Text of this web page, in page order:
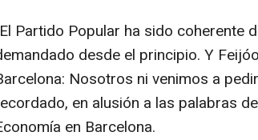
Partido Popular ha sido coherente
desde el principio. Y
Nosotros ni venimos a
en alusión a las palabras
en Barcelona.